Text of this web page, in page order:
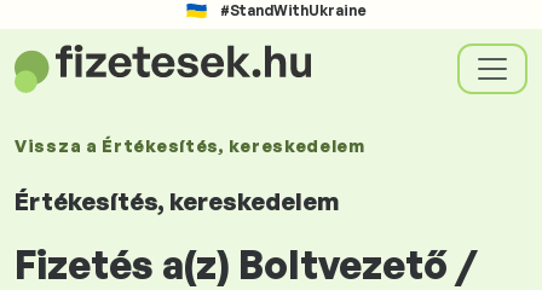
#StandWithUkraine
Vissza a Értékesítés, kereskedelem
Értékesítés, kereskedelem
Fizetés a(z) Boltvezető /